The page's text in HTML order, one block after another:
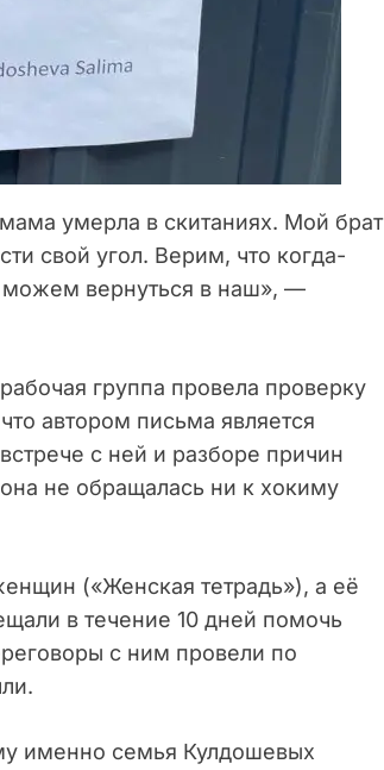
умерла в скитаниях. Мой брат
свой угол. Верим, что когда-
можем вернуться в наш», —
группа провела проверку
автором письма является
с ней и разборе причин
не обращалась ни к хокиму
(«Женская тетрадь»), а её
в течение 10 дней помочь
с ним провели по
именно семья Кулдошевых